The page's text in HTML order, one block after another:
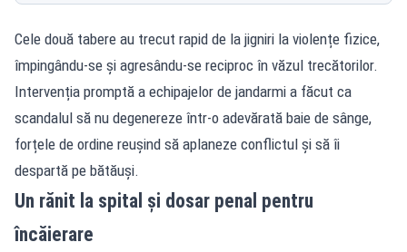
Cele două tabere au trecut rapid de la jigniri la violențe fizice,
împingându-se și agresându-se reciproc în văzul trecătorilor.
Intervenția promptă a echipajelor de jandarmi a făcut ca
scandalul să nu degenereze într-o adevărată baie de sânge,
forțele de ordine reușind să aplaneze conflictul și să îi
despartă pe bătăuși.
Un rănit la spital și dosar penal pentru
încăierare